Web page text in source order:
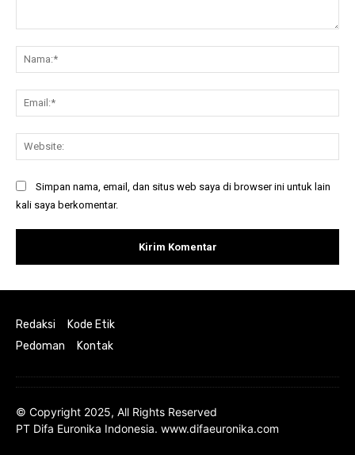
Simpan nama, email, dan situs web saya di browser ini untuk lain
kali saya berkomentar.
Redaksi
Kode Etik
Pedoman
Kontak
© Copyright 2025, All Rights Reserved
PT Difa Euronika Indonesia. www.difaeuronika.com